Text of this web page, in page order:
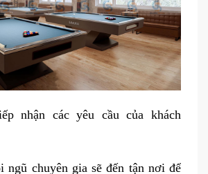
nhận các yêu cầu của khách
ngũ chuyên gia sẽ đến tận nơi để